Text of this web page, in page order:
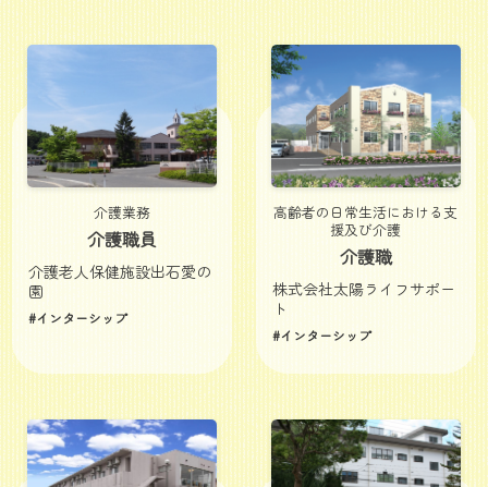
介護業務
介護職員
介護老人保健施設出石愛の
園
#インターシップ
高齢者の日常生活における支
援及び介護
介護職
株式会社太陽ライフサポー
ト
#インターシップ